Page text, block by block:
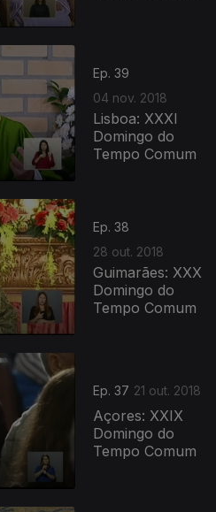
Ep. 39
04 nov. 2018
Lisboa: XXXI
Domingo do
Tempo Comum
Ep. 38
28 out. 2018
Guimarães: XXX
Domingo do
Tempo Comum
Ep. 37 21 out. 2018
Açores: XXIX
Domingo do
Tempo Comum